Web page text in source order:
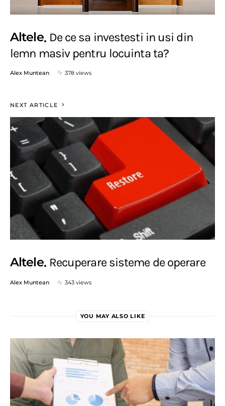
Altele De ce sa investesti in usi din
lemn masiv pentru locuinta ta?
Alex Muntean 378 views
NEXT ARTICLE
Altele Recuperare sisteme de operare
Alex Muntean 343 views
YOU MAY ALSO LIKE